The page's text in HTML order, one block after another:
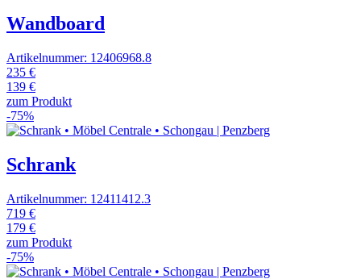
Wandboard
Artikelnummer: 12406968.8
235 €
139 €
zum Produkt
-75%
Schrank
Artikelnummer: 12411412.3
719 €
179 €
zum Produkt
-75%